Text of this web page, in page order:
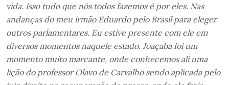
vida. Isso tudo que nós todos fazemos é por eles. Nas
andanças do meu irmão Eduardo pelo Brasil para eleger
outros parlamentares. Eu estive presente com ele em
diversos momentos naquele estado. Joaçaba foi um
momento muito marcante, onde conhecemos ali uma
lição do professor Olavo de Carvalho sendo aplicada pelo